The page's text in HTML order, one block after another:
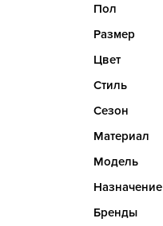
Пол
Размер
Цвет
Стиль
Сезон
Материал
Модель
Назначение
Бренды